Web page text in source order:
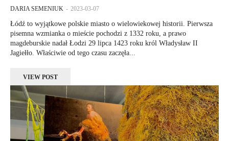
DARIA SEMENIUK - 2023-03-07
Łódź to wyjątkowe polskie miasto o wielowiekowej historii. Pierwsza
pisemna wzmianka o mieście pochodzi z 1332 roku, a prawo
magdeburskie nadał Łodzi 29 lipca 1423 roku król Władysław II
Jagiełło. Właściwie od tego czasu zaczęła...
VIEW POST